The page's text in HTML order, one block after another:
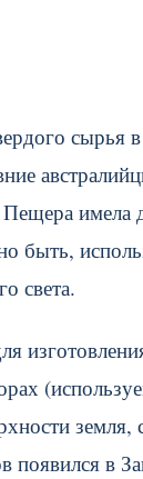
сырья
света.
появился в